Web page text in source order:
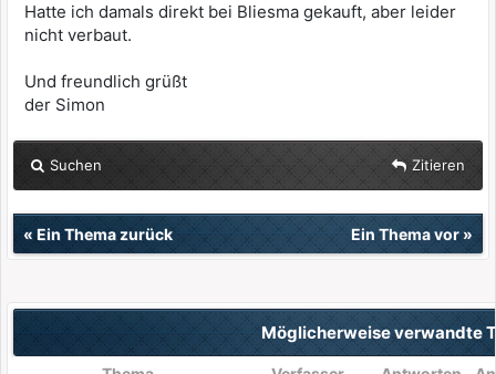
Hatte ich damals direkt bei Bliesma gekauft, aber leider
nicht verbaut.
Und freundlich grüßt
der Simon
Suchen Zitieren
« Ein Thema zurück Ein Thema vor»
Möglicherweise verwandte